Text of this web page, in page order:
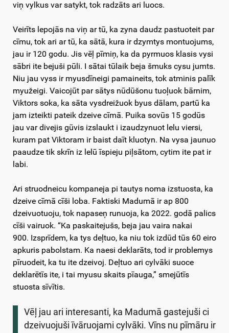
viņ vylkus var satykt, tok radzāts ari luocs.
Veirīts lepojās na viņ ar tū, ka zyna daudz pastuoteit par
cīmu, tok ari ar tū, ka sātā, kura ir dzymtys montuojums,
jau ir 120 godu. Jis vēļ pīmiņ, ka da pyrmuos klasis vysi
sābri ite bejuši pūli. I sātai tūlaik beja šmuks cysu jumts.
Niu jau vyss ir myusdīneigi pamaineits, tok atminis palīk
myužeigi. Vaicojūt par sātys nūdūšonu tuoļuok bārnim,
Viktors soka, ka sāta vysdreižuok byus dālam, partū ka
jam izteikti pateik dzeive cīmā. Puika sovūs 15 godūs
jau var divejis gūvis izslaukt i izaudzynuot lelu viersi,
kuram pat Viktoram ir baist daīt kluotyn. Na vysa jaunuo
paaudze tik skrīn iz lelū īspieju piļsātom, cytim ite pat ir
labi.
Ari struodneicu kompaneja pi tautys noma izstuosta, ka
dzeive cīmā cīši loba. Faktiski Madumā ir ap 800
dzeivuotuoju, tok napaseņ runuoja, ka 2022. godā palics
cīši vairuok. “Ka paskaitejušs, beja jau vaira nakai
900. Izsprīdem, ka tys deļtuo, ka niu tok izdūd tūs 60 eiro
apkuris pabolstam. Ka naesi deklarāts, tod ir problemys
pīruodeit, ka tu ite dzeivoj. Deļtuo ari cylvāki suoce
deklarētīs ite, i tai myusu skaits pīauga,” smejūtīs
stuosta sīvītis.
Vēļ jau ari interesanti, ka Madumā gastejuši ci
dzeivuojuši īvāruojami cylvāki. Vīns nu pīmāru ir